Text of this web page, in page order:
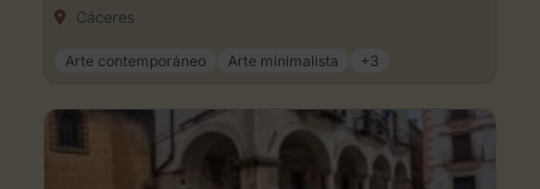
Cáceres
Arte contemporáneo Arte minimalista +3